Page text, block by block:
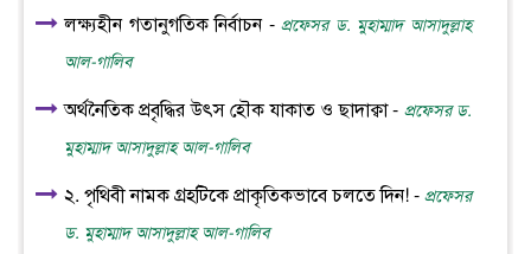
লক্ষ্যহীন গতানুগতিক নির্বাচন -প্রফেসর ড. মুহাম্মাদ আসাদুল্লাহ
আল-গালিব
অর্থনৈতিক প্রবৃদ্ধির উৎস হৌক যাকাত ও ছাদাক্বা - প্রফেসর ড.
মুহাম্মাদ আসাদুল্লাহ আল-গালিব
২. পৃথিবী নামক গ্রহটিকে প্রাকৃতিকভাবে চলতে দিন! - প্রফেসর
ড. মুহাম্মাদ আসাদুল্লাহ আল-গালিব